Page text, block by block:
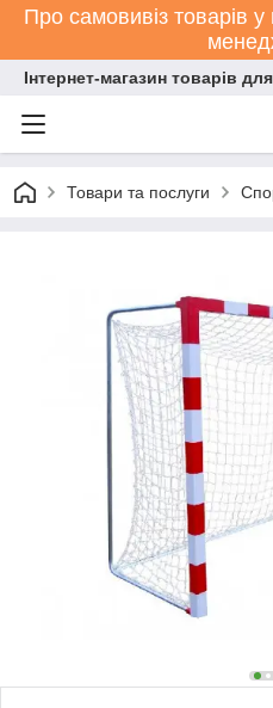
Про самовивіз товарів
Інтернет-магазин товарів
Товари та послуги